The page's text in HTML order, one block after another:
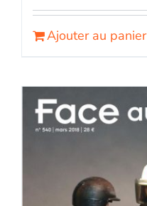
Ajouter au panier